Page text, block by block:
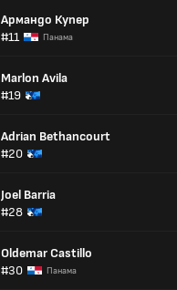
Армандо Купер
#11
Панама
Marlon Avila
#19
Adrian Bethancourt
#20
Joel Barria
#28
Oldemar Castillo
#30
Панама